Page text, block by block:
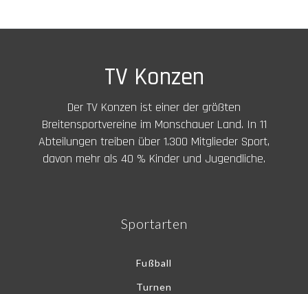
TV Konzen
Der TV Konzen ist einer der größten
Breitensportvereine im Monschauer Land. In 11
Abteilungen treiben über 1.300 Mitglieder Sport,
davon mehr als 40 % Kinder und Jugendliche.
Sportarten
Fußball
Turnen